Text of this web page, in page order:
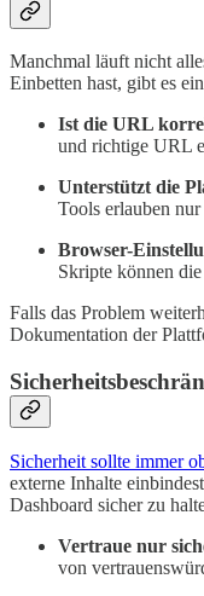
Manchmal läuft nicht
Einbetten hast, gibt es
Ist die URL
und richtige URL
Unterstützt die
Tools erlauben
Browser-
Skripte können
Falls das Problem
Dokumentation der
Sicherheit sollte immer
externe Inhalte
Dashboard sicher zu
Vertraue nur
von